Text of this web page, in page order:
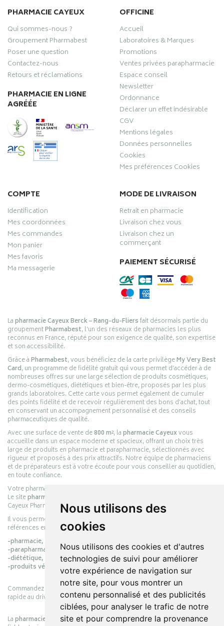
Nous utilisons des
cookies
Nous utilisons des cookies et d'autres
technologies de suivi pour améliorer
votre expérience de navigation sur
notre site, pour vous montrer un
contenu personnalisé et des publicités
ciblées, pour analyser le trafic de notre
site et pour comprendre la provenance
PHARMACIE CAYEUX
Qui sommes-nous ?
Groupement Pharmabest
Poser une question
Contactez-nous
Retours et réclamations
PHARMACIE EN LIGNE
AGRÉÉE
OFFICINE
Accueil
Laboratoires & Marques
Promotions
Ventes privées parapharmacie
Espace conseil
Newsletter
Ordonnance
Déclarer un effet indésirable
CGV
Mentions légales
Données personnelles
Cookies
Mes préférences Cookies
COMPTE
Identification
Mes coordonnées
Mes commandes
Mon panier
Mes favoris
Ma messagerie
MODE DE LIVRAISON
Retrait en pharmacie
Livraison chez vous
Livraison chez un
commerçant
PAIEMENT SÉCURISÉ
Lapharmacie Cayeux Berck – Rang-du-Fliersfait désormais partie du
groupementPharmabest, l’un des réseaux de pharmacies les plus
reconnus en France, réputé pour son exigence de qualité, son expertise
et son accessibilité.
Grâce àPharmabest, vous bénéficiez de la carte privilègeMy Very Best
Card, un programme de fidélité gratuit qui vous permet d’accéder à de
nombreuses offres sur une large sélection de produits cosmétiques,
dermo-cosmétiques, diététiques et bien-être, proposés par les plus
grands laboratoires. Cette carte vous permet également de cumuler
des points fidélité et de recevoir régulièrement des bons d’achat, tout
en conservant un accompagnement personnalisé et des conseils
pharmaceutiques de qualité.
Avec une surface de vente de800 m², lapharmacie Cayeuxvous
accueille dans un espace moderne et spacieux, offrant un choix très
large de produits en pharmacie et parapharmacie, sélectionnés avec
rigueur et proposés à des prix attractifs. Notre équipe de pharmaciens
et de préparateurs est à votre écoute pour vous conseiller au quotidien,
en toute confiance.
Votre pharmacie en ligne :
Le sitepharmacie-cayeux.fr
Cayeux Pharmabest Berck-sur-Mer – Rang-du-Fliers.
Il vous permet de réaliser vos achats en ligne parmi des milliers de
références en :
-pharmacie,
-parapharmacie,
-diététique,
-produits vétérinaires.
Commandez simplement vos produits en ligne et choisissez le retrait
rapide au drive ou la livraison à domicile, en toute simplicité.
Lapharmacie Cayeuxs’engage à vous offrir une expérience pratique,